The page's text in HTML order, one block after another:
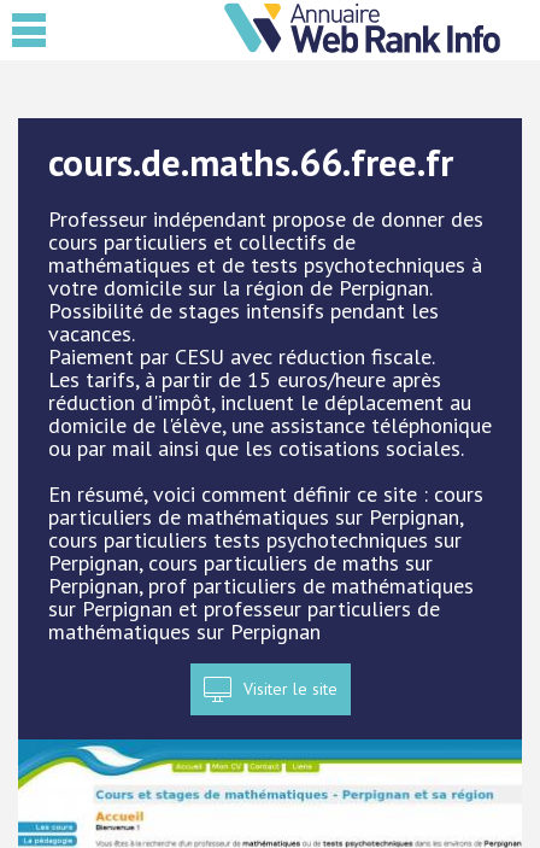
cours.de.maths.66.free.fr
Professeur indépendant propose de donner des
cours particuliers et collectifs de
mathématiques et de tests psychotechniques à
votre domicile sur la région de Perpignan.
Possibilité de stages intensifs pendant les
vacances.
Paiement par CESU avec réduction fiscale.
Les tarifs, à partir de 15 euros/heure après
réduction d'impôt, incluent le déplacement au
domicile de l'élève, une assistance téléphonique
ou par mail ainsi que les cotisations sociales.
En résumé, voici comment définir ce site : cours
particuliers de mathématiques sur Perpignan,
cours particuliers tests psychotechniques sur
Perpignan, cours particuliers de maths sur
Perpignan, prof particuliers de mathématiques
sur Perpignan et professeur particuliers de
mathématiques sur Perpignan
Visiter le site